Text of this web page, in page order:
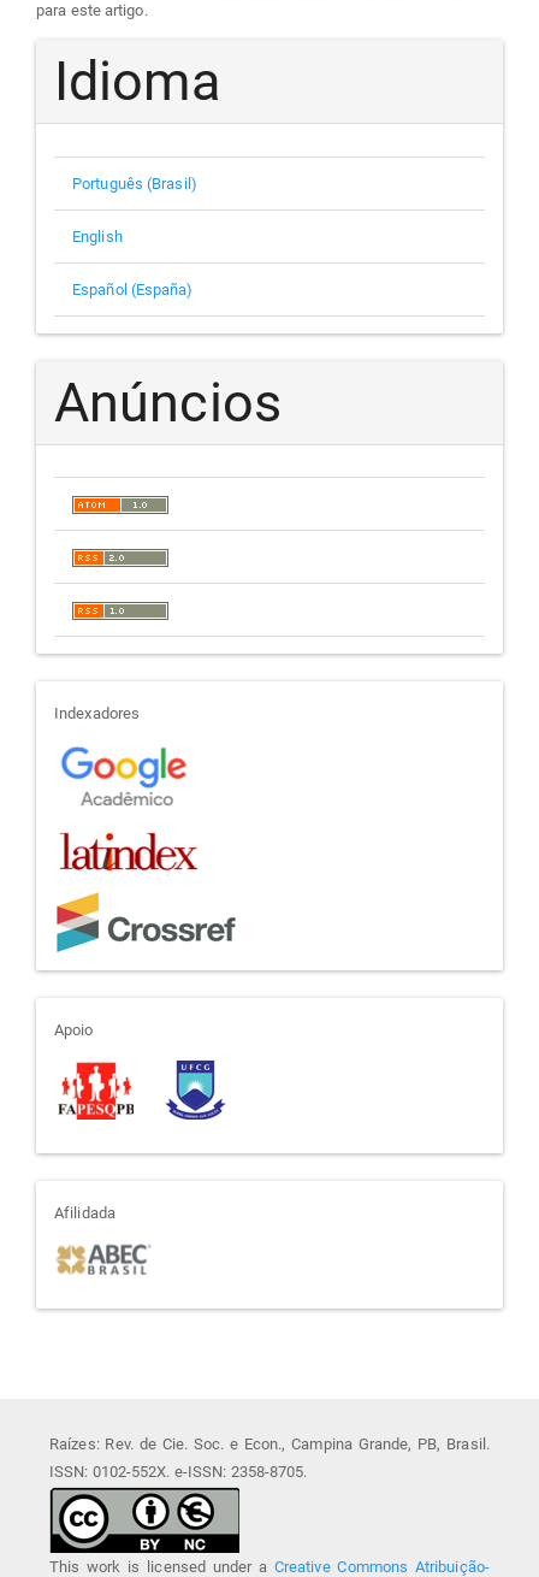
para este artigo.
Idioma
Português (Brasil)
English
Español (España)
Anúncios
indexadores
Indexadores
apoio
Apoio
afiliada
Afilidada
Raízes: Rev. de Cie. Soc. e Econ., Campina Grande, PB, Brasil.
ISSN: 0102-552X. e-ISSN: 2358-8705.
This work is licensed under a Creative Commons Atribuição-